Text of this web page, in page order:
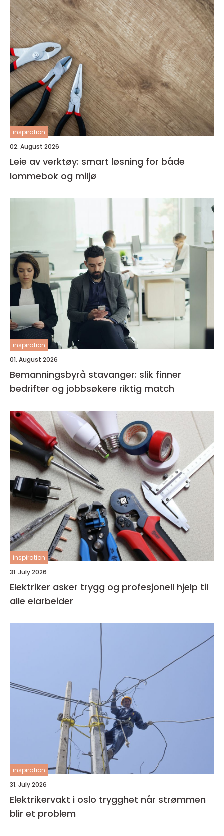
inspiration
02. August 2026
Leie av verktøy: smart løsning for både
lommebok og miljø
inspiration
01. August 2026
Bemanningsbyrå stavanger: slik finner
bedrifter og jobbsøkere riktig match
inspiration
31. July 2026
Elektriker asker trygg og profesjonell hjelp til
alle elarbeider
inspiration
31. July 2026
Elektrikervakt i oslo trygghet når strømmen
blir et problem